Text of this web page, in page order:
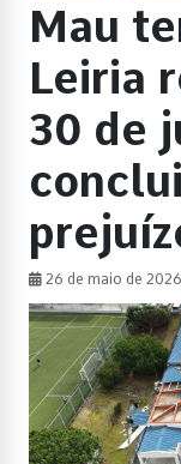
Mau
Leiria
30 de
26 de maio de